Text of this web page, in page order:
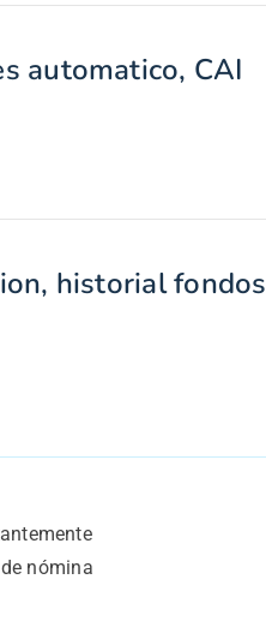
automatico, CAI
historial fondos
nómina